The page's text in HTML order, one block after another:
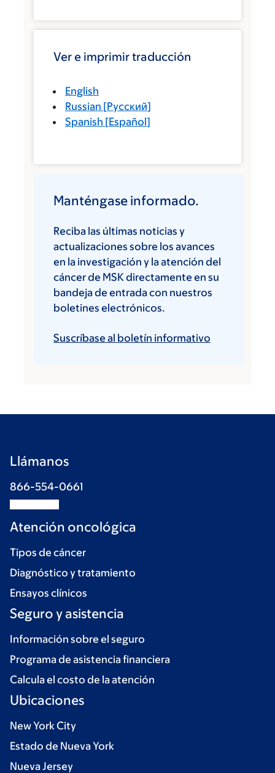
Ver e imprimir traducción
English
Russian [Русский]
Spanish [Español]
Manténgase informado.
Reciba las últimas noticias y
actualizaciones sobre los avances
en la investigación y la atención del
cáncer de MSK directamente en su
bandeja de entrada con nuestros
boletines electrónicos.
Suscríbase al boletín informativo
Llámanos
866-554-0661
Atención oncológica
Tipos de cáncer
Diagnóstico y tratamiento
Ensayos clínicos
Seguro y asistencia
Información sobre el seguro
Programa de asistencia financiera
Calcula el costo de la atención
Ubicaciones
New York City
Estado de Nueva York
Nueva Jersey